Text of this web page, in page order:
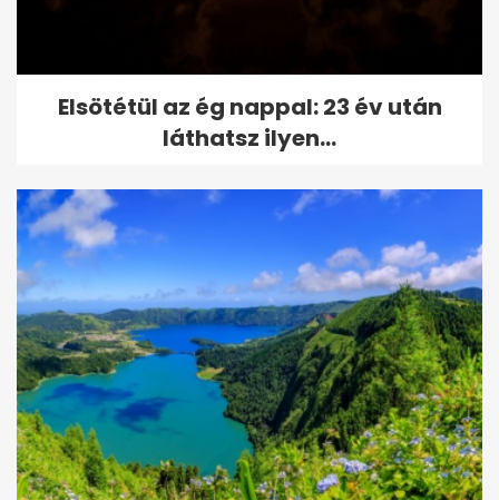
Elsötétül az ég nappal: 23 év után
láthatsz ilyen...